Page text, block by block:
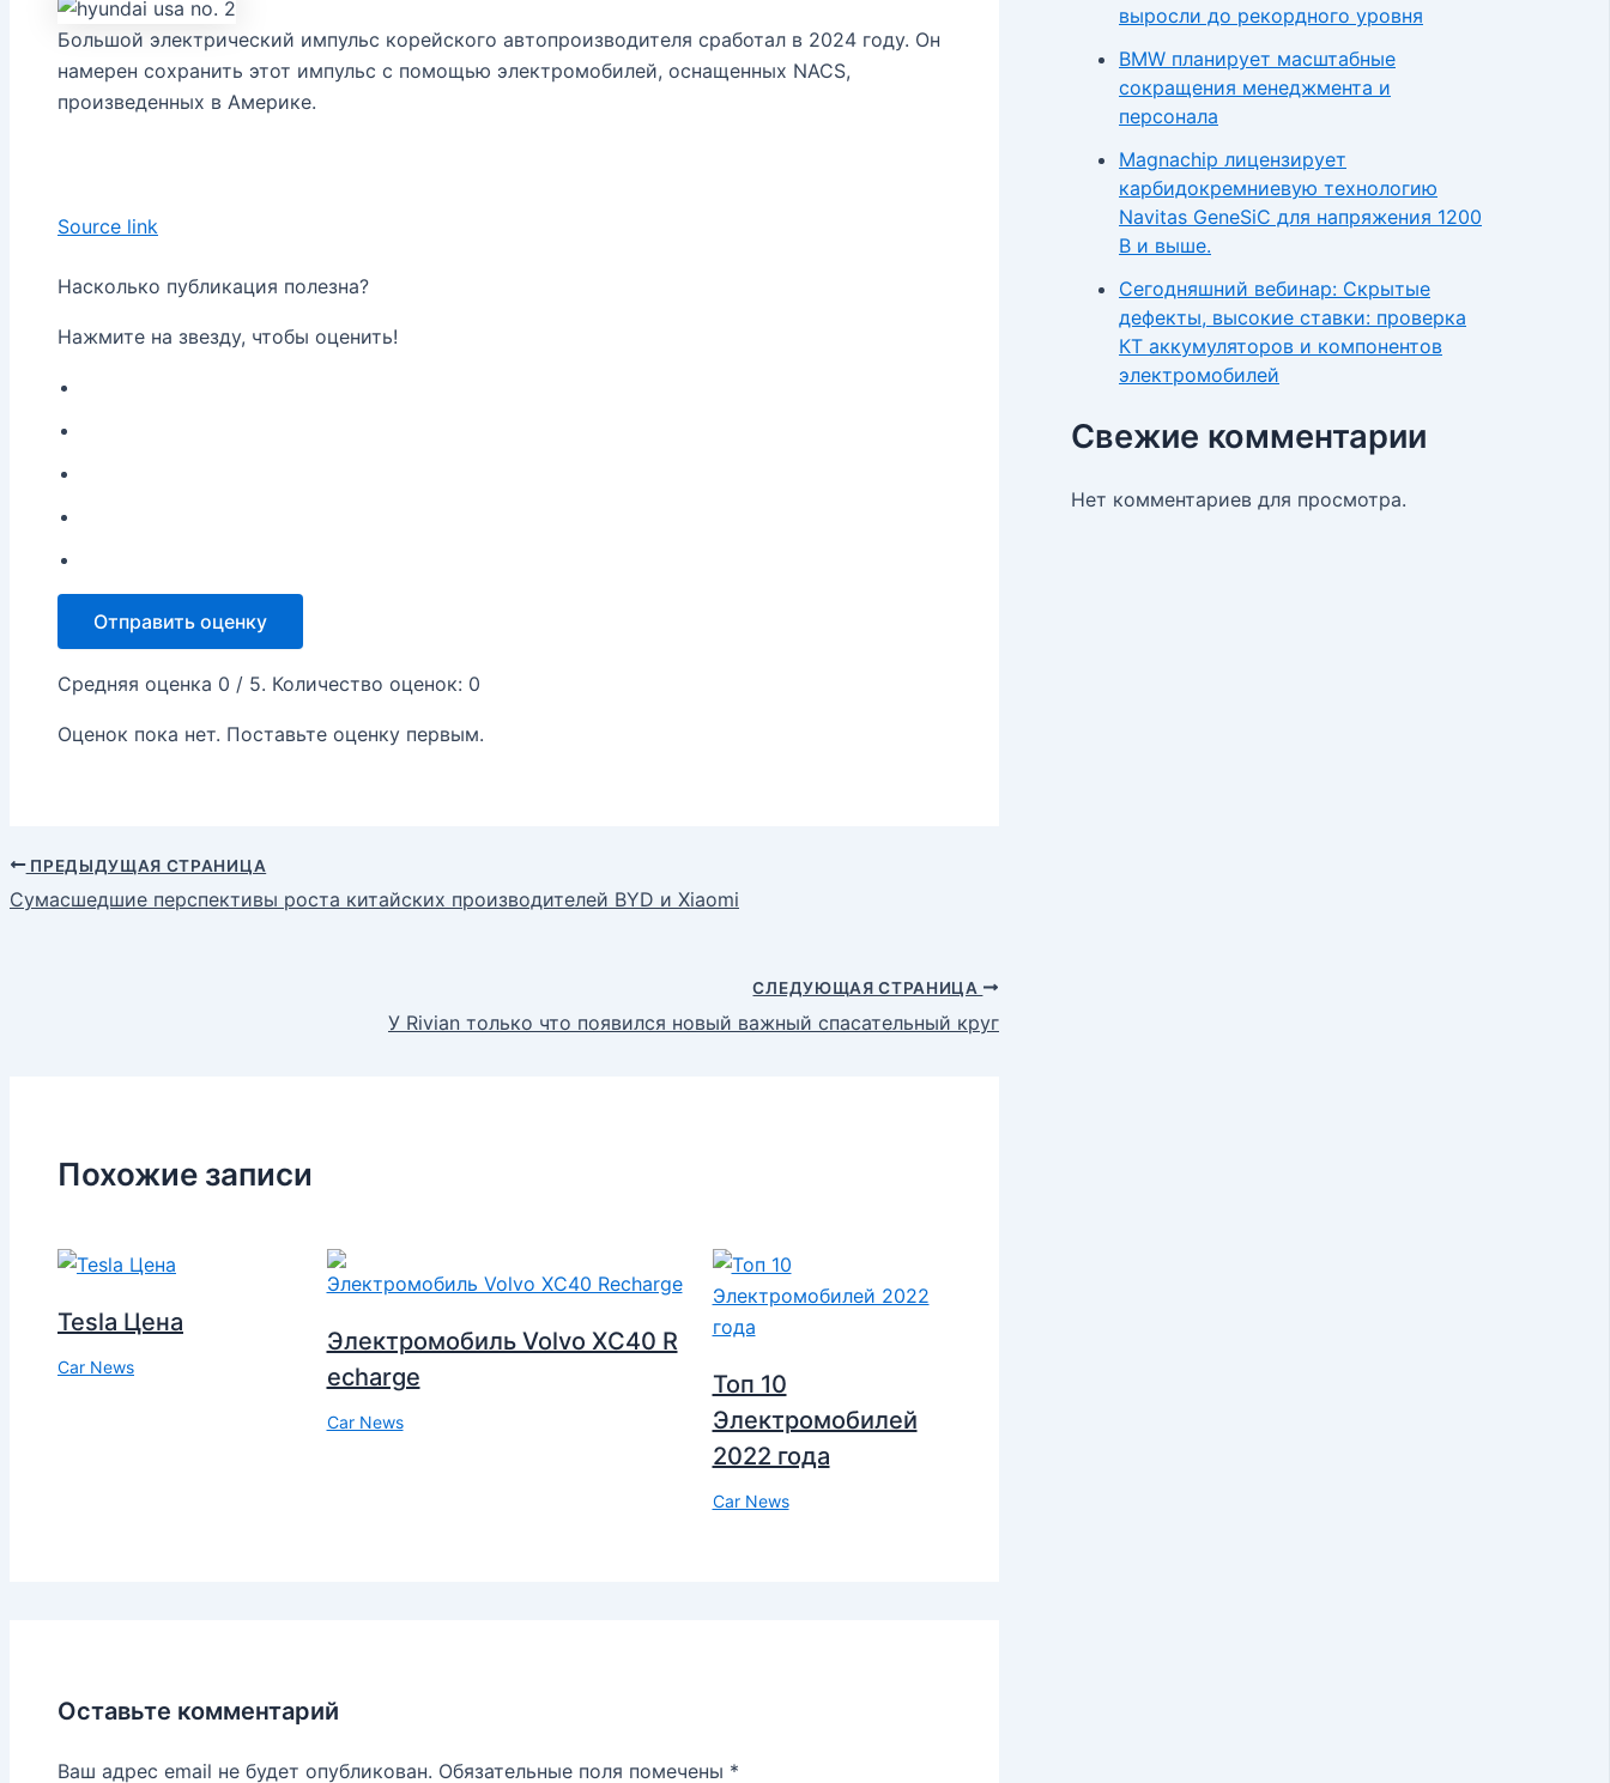
Большой электрический импульс корейского автопроизводителя сработал в 2024 году. Он
намерен сохранить этот импульс с помощью электромобилей, оснащенных NACS,
произведенных в Америке.
Source link
Насколько публикация полезна?
Нажмите на звезду, чтобы оценить!
Отправить оценку
Средняя оценка 0 / 5. Количество оценок: 0
Оценок пока нет. Поставьте оценку первым.
ПРЕДЫДУЩАЯ СТРАНИЦА
Сумасшедшие перспективы роста китайских производителей BYD и Xiaomi
СЛЕДУЮЩАЯ СТРАНИЦА
У Rivian только что появился новый важный спасательный круг
Похожие записи
Tesla Цена
Car News
Электромобиль Volvo XC40 R
echarge
Car News
Топ 10
Электромобилей
2022 года
Car News
Оставьте комментарий
Ваш адрес email не будет опубликован. Обязательные поля помечены *
выросли до рекордного уровня
BMW планирует масштабные
сокращения менеджмента и
персонала
Magnachip лицензирует
карбидокремниевую технологию
Navitas GeneSiC для напряжения 1200
В и выше.
Сегодняшний вебинар: Скрытые
дефекты, высокие ставки: проверка
КТ аккумуляторов и компонентов
электромобилей
Свежие комментарии
Нет комментариев для просмотра.